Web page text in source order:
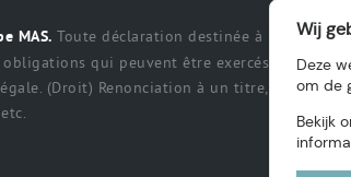
MAS. Toute déclaration destinée à préciser
qui peuvent être exercés et
(Droit) Renonciation à un titre, des
Wij
Deze
om de
Bekijk